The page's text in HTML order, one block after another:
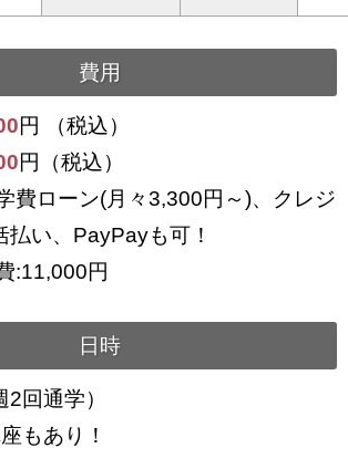
費用
円 （税込）
円（税込）
費ローン(月々3,300円～)、クレジ
払い、PayPayも可！
:11,000円
日時
回通学）
もあり！